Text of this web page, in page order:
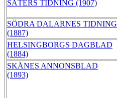
SÄTERS TIDNING (1907)
SÖDRA DALARNES TIDNING
(1887)
HELSINGBORGS DAGBLAD
(1884)
SKÅNES ANNONSBLAD
(1893)